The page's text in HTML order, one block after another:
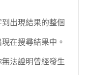
出現結果的整個
在搜尋結果中。
法證明曾經發生